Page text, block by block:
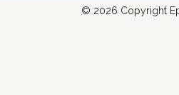
© 2026 Copyright